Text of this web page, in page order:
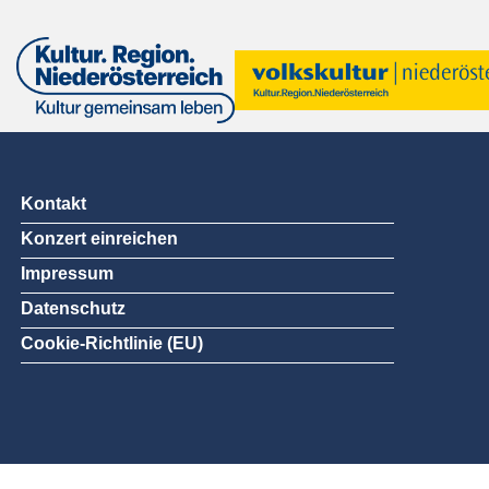
Kontakt
Konzert einreichen
Impressum
Datenschutz
Cookie-Richtlinie (EU)